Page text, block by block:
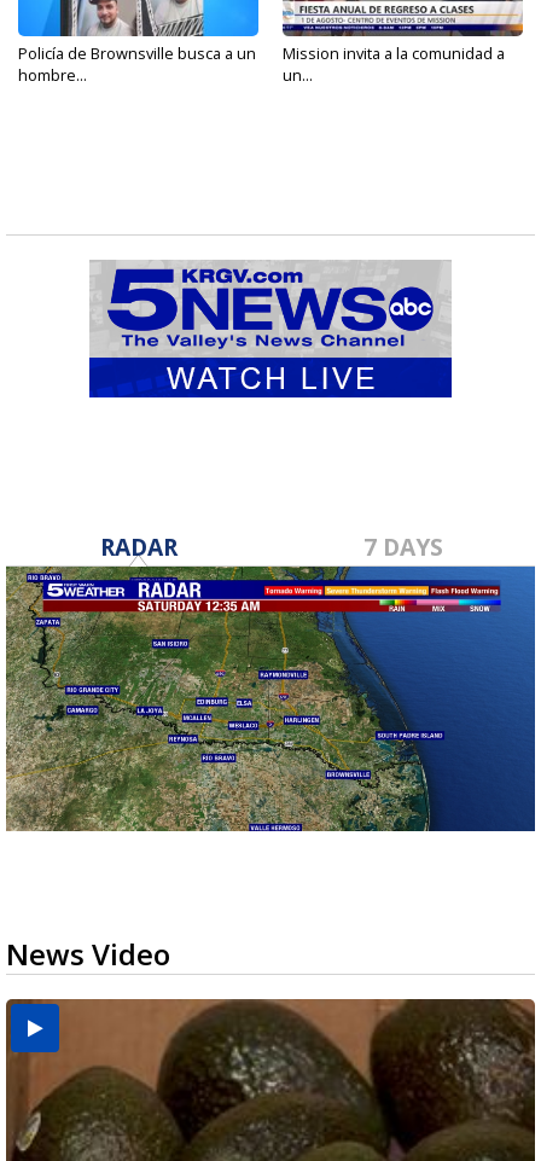
Policía de Brownsville busca a un
hombre...
Mission invita a la comunidad a
un...
RADAR 7 DAYS
News Video